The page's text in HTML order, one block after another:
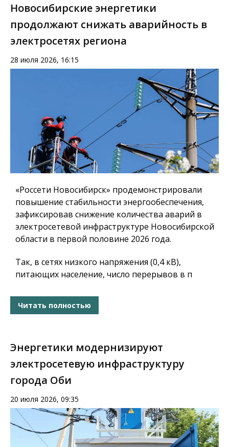
Новосибирские энергетики
продолжают снижать аварийность в
электросетях региона
28 июля 2026, 16:15
«Россети Новосибирск» продемонстрировали
повышение стабильности энергообеспечения,
зафиксировав снижение количества аварий в
электросетевой инфраструктуре Новосибирской
области в первой половине 2026 года.
Так, в сетях низкого напряжения (0,4 кВ),
питающих население, число перерывов в п
Читать полностью
Энергетики модернизируют
электросетевую инфраструктуру
города Оби
20 июля 2026, 09:35